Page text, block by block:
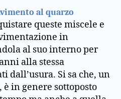
al quarzo
queste miscele e
in
al suo interno per
alla stessa
dall’usura. Si sa che, un
in genere sottoposto